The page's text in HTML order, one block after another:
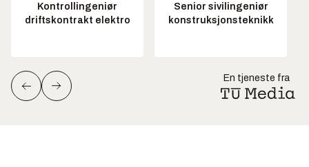
Kontrollingeniør
driftskontrakt elektro
Senior sivilingeniør
konstruksjonsteknikk
En tjeneste fra